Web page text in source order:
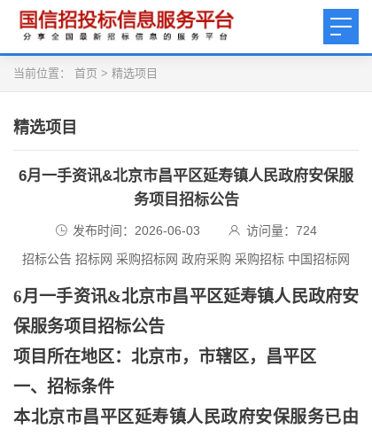
当前位置： 首页 > 精选项目
精选项目
6月一手资讯&北京市昌平区延寿镇人民政府安保服
务项目招标公告
发布时间：2026-06-03 访问量： 724
招标公告 招标网 采购招标网 政府采购 采购招标 中国招标网
6月一手资讯&北京市昌平区延寿镇人民政府安
保服务项目招标公告
项目所在地区：北京市，市辖区，昌平区
一、招标条件
本北京市昌平区延寿镇人民政府安保服务已由